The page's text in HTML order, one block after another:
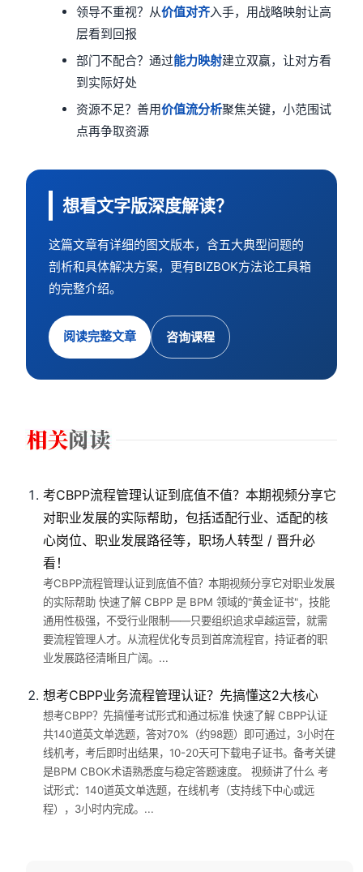
领导不重视？从价值对齐入手，用战略映射让高
层看到回报
部门不配合？通过能力映射建立双赢，让对方看
到实际好处
资源不足？善用价值流分析聚焦关键，小范围试
点再争取资源
想看文字版深度解读？
这篇文章有详细的图文版本，含五大典型问题的
剖析和具体解决方案，更有BIZBOK方法论工具箱
的完整介绍。
阅读完整文章 咨询课程
考CBPP流程管理认证到底值不值？本期视频分享它
对职业发展的实际帮助，包括适配行业、适配的核
心岗位、职业发展路径等，职场人转型 / 晋升必
看！
考CBPP流程管理认证到底值不值？本期视频分享它对职业发展
的实际帮助 快速了解 CBPP 是 BPM 领域的"黄金证书"，技能
通用性极强，不受行业限制——只要组织追求卓越运营，就需
要流程管理人才。从流程优化专员到首席流程官，持证者的职
业发展路径清晰且广阔。...
想考CBPP业务流程管理认证？先搞懂这2大核心
想考CBPP？先搞懂考试形式和通过标准 快速了解 CBPP认证
共140道英文单选题，答对70%（约98题）即可通过，3小时在
线机考，考后即时出结果，10-20天可下载电子证书。备考关键
是BPM CBOK术语熟悉度与稳定答题速度。 视频讲了什么 考
试形式：140道英文单选题，在线机考（支持线下中心或远
程），3小时内完成。...